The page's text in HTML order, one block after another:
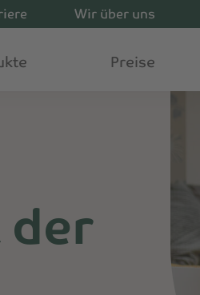
Preise
Wir über uns
der